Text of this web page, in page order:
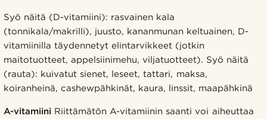
Syö näitä (D-vitamiini): rasvainen kala
(tonnikala/makrilli), juusto, kananmunan keltuainen, D-
vitamiinilla täydennetyt elintarvikkeet (jotkin
maitotuotteet, appelsiinimehu, viljatuotteet). Syö näitä
(rauta): kuivatut sienet, leseet, tattari, maksa,
koiranheinä, cashewpähkinät, kaura, linssit, maapähkinä
A-vitamiini Riittämätön A-vitamiinin saanti voi aiheuttaa